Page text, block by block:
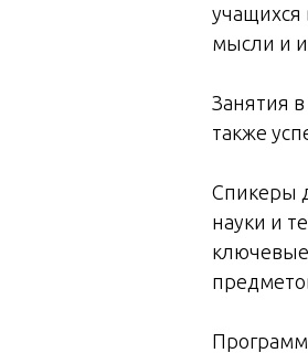
учащихся
мысли и
Занятия
также
Спикеры
науки и